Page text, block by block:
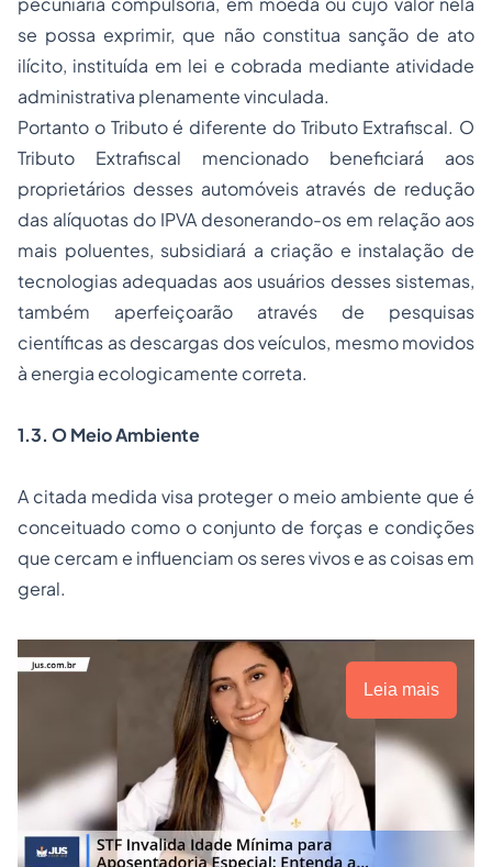
se possa exprimir, que não constitua sanção de ato
ilícito, instituída em lei e cobrada mediante atividade
administrativa plenamente vinculada.
Portanto o Tributo é diferente do Tributo Extrafiscal. O
Tributo Extrafiscal mencionado beneficiará aos
proprietários desses automóveis através de redução
das alíquotas do IPVA desonerando-os em relação aos
mais poluentes, subsidiará a criação e instalação de
tecnologias adequadas aos usuários desses sistemas,
também aperfeiçoarão através de pesquisas
científicas as descargas dos veículos, mesmo movidos
à energia ecologicamente correta.
1.3. O Meio Ambiente
A citada medida visa proteger o meio ambiente que é
conceituado como o conjunto de forças e condições
que cercam e influenciam os seres vivos e as coisas em
geral.
Leia mais